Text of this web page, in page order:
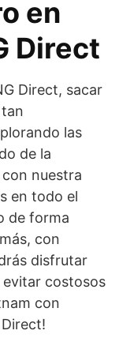
en
Direct
Direct, sacar
las
de la
nuestra
en todo el
de forma
con
disfrutar
costosos
con